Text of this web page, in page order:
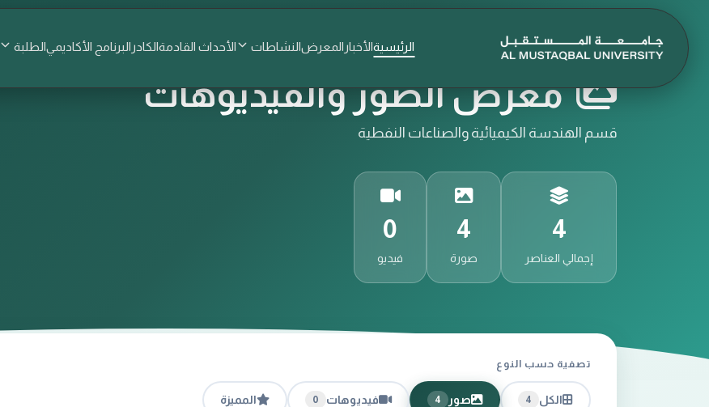
الرئيسيةالأخبار المعرضالنشاطات الأحداث القادمةالكادر البرنامج الأكاديميالطلبة
معرض الصور والفيديوهات
قسم الهندسة الكيميائية والصناعات النفطية
4
إجمالي العناصر
4
صورة
0
فيديو
تصفية حسب النوع
الكل 4 صور 4 فيديوهات 0 المميزة